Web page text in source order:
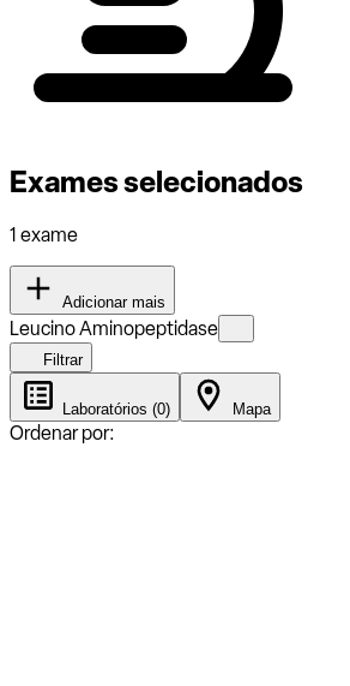
Exames selecionados
1 exame
Adicionar mais
Leucino Aminopeptidase
Filtrar
Laboratórios (0) Mapa
Ordenar por: